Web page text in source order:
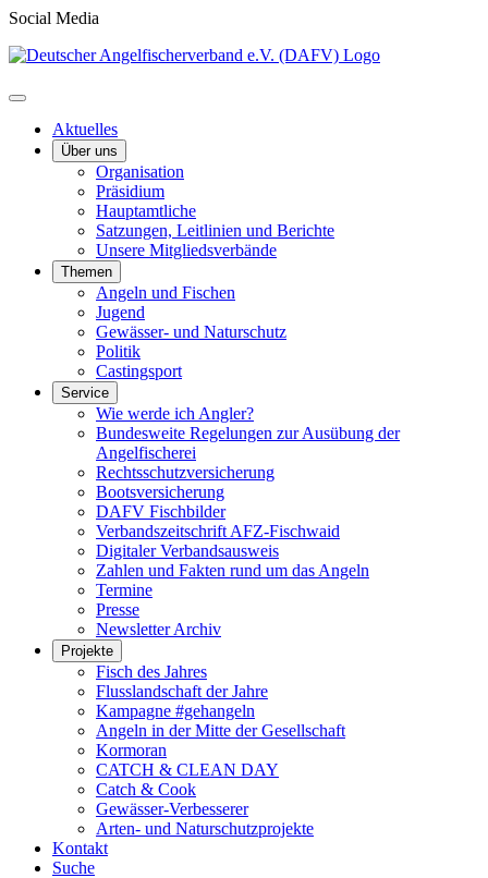
Social Media
Aktuelles
Über uns
Organisation
Präsidium
Hauptamtliche
Satzungen, Leitlinien und Berichte
Unsere Mitgliedsverbände
Themen
Angeln und Fischen
Jugend
Gewässer- und Naturschutz
Politik
Castingsport
Service
Wie werde ich Angler?
Bundesweite Regelungen zur Ausübung der
Angelfischerei
Rechtsschutzversicherung
Bootsversicherung
DAFV Fischbilder
Verbandszeitschrift AFZ-Fischwaid
Digitaler Verbandsausweis
Zahlen und Fakten rund um das Angeln
Termine
Presse
Newsletter Archiv
Projekte
Fisch des Jahres
Flusslandschaft der Jahre
Kampagne #gehangeln
Angeln in der Mitte der Gesellschaft
Kormoran
CATCH & CLEAN DAY
Catch & Cook
Gewässer-Verbesserer
Arten- und Naturschutzprojekte
Kontakt
Suche